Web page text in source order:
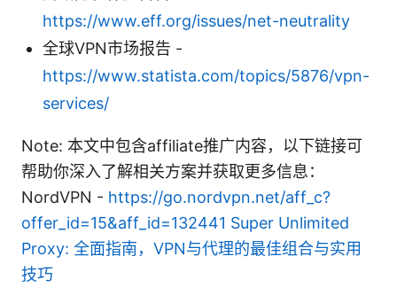
https://www.eff.org/issues/net-neutrality
全球VPN市场报告 -
https://www.statista.com/topics/5876/vpn-
services/
Note: 本文中包含affiliate推广内容，以下链接可
帮助你深入了解相关方案并获取更多信息：
NordVPN - https://go.nordvpn.net/aff_c?
offer_id=15&aff_id=132441 Super Unlimited
Proxy: 全面指南，VPN与代理的最佳组合与实用
技巧